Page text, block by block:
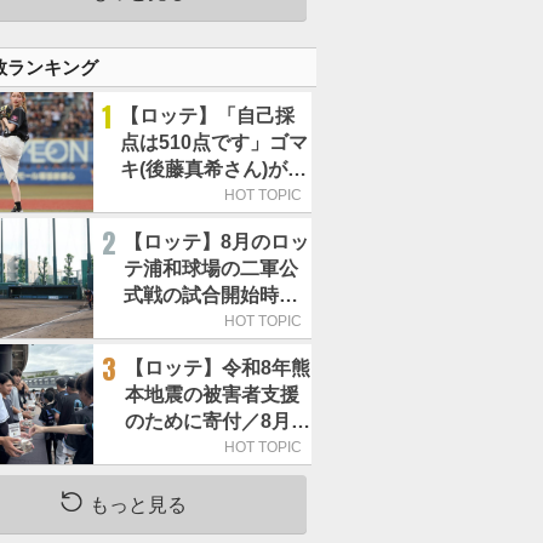
ランキング
1
【ロッテ】「自己採
点は510点です」ゴマ
キ(後藤真希さん)がセ
レモニアルピッチ
HOT TOPIC
2
【ロッテ】8月のロッ
テ浦和球場の二軍公
式戦の試合開始時刻
を午前10時30分に変
HOT TOPIC
3
【ロッテ】令和8年熊
本地震の被害者支援
のために寄付／8月4
日には選手たちが募
金箱を持って球場に
立つ
HOT TOPIC
もっと見る